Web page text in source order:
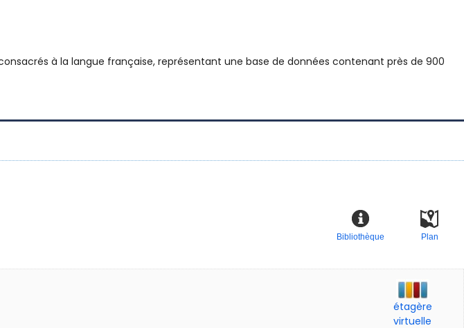
à la langue française, représentant une base de données contenant près de 900
Plan
Bibliothèque
étagère
virtuelle